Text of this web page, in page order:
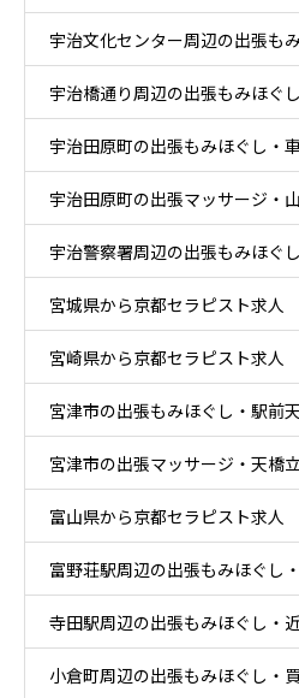
後ケア
宇治文化センター周辺の出張も
り時間ケア
宇治橋通り周辺の出張もみほぐ
ケア
宇治田原町の出張もみほぐし・
宇治田原町の出張マッサージ・
宇治警察署周辺の出張もみほぐ
宮城県から京都セラピスト求人
宮崎県から京都セラピスト求人
宮津市の出張もみほぐし・駅前
宮津市の出張マッサージ・天橋
富山県から京都セラピスト求人
富野荘駅周辺の出張もみほぐし
寺田駅周辺の出張もみほぐし・
小倉町周辺の出張もみほぐし・